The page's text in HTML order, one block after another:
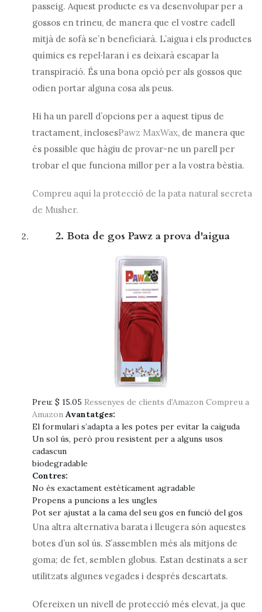
passeig. Aquest producte es va desenvolupar per a
gossos en trineu, de manera que el vostre cadell
mitjà de sofà se’n beneficiarà. L’aigua i els productes
químics es repel·laran i es deixarà escapar la
transpiració. És una bona opció per als gossos que
odien portar alguna cosa als peus.
Hi ha un parell d’opcions per a aquest tipus de
tractament, inclosesPawz MaxWax, de manera que
és possible que hàgiu de provar-ne un parell per
trobar el que funciona millor per a la vostra bèstia.
Compreu aquí la protecció de la pata natural secreta
de Musher.
2. Bota de gos Pawz a prova d'aigua
Preu: $ 15.05 Ressenyes de clients d’Amazon Compreu a
Amazon Avantatges:
El formulari s’adapta a les potes per evitar la caiguda
Un sol ús, però prou resistent per a alguns usos
cadascun
biodegradable
Contres:
No és exactament estèticament agradable
Propens a puncions a les ungles
Pot ser ajustat a la cama del seu gos en funció del gos
Una altra alternativa barata i lleugera són aquestes
botes d’un sol ús. S’assemblen més als mitjons de
goma; de fet, semblen globus. Estan destinats a ser
utilitzats algunes vegades i després descartats.
Ofereixen un nivell de protecció més elevat, ja que